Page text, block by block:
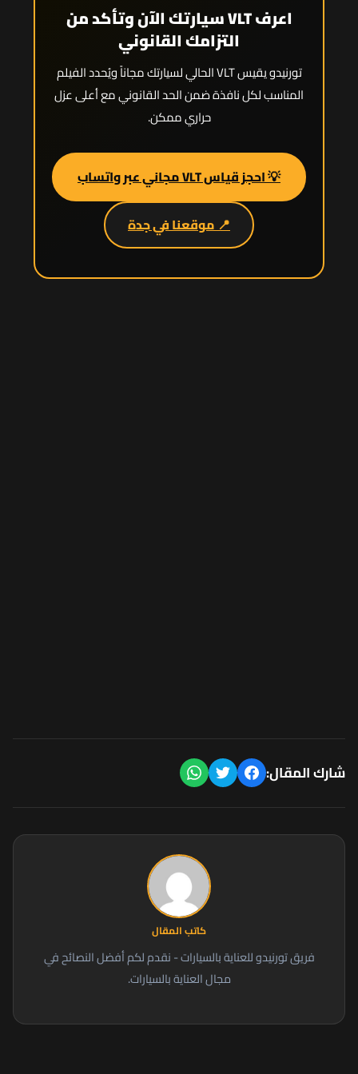
اعرف VLT سيارتك الآن وتأكد من
التزامك القانوني
تورنيدو يقيس VLT الحالي لسيارتك مجاناً ويُحدد الفيلم
المناسب لكل نافذة ضمن الحد القانوني مع أعلى عزل
حراري ممكن.
💡 احجز قياس VLT مجاني عبر واتساب
📍 موقعنا في جدة
شارك المقال:
كاتب المقال
فريق تورنيدو للعناية بالسيارات - نقدم لكم أفضل النصائح في
مجال العناية بالسيارات.